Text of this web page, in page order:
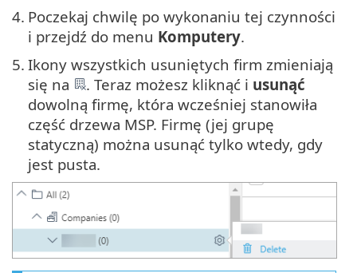
4. Poczekaj chwilę po wykonaniu tej czynności
i przejdź do menu Komputery.
5. Ikony wszystkich usuniętych firm zmieniają
się na
. Teraz możesz kliknąć i usunąć
dowolną firmę, która wcześniej stanowiła
część drzewa MSP. Firmę (jej grupę
statyczną) można usunąć tylko wtedy, gdy
jest pusta.